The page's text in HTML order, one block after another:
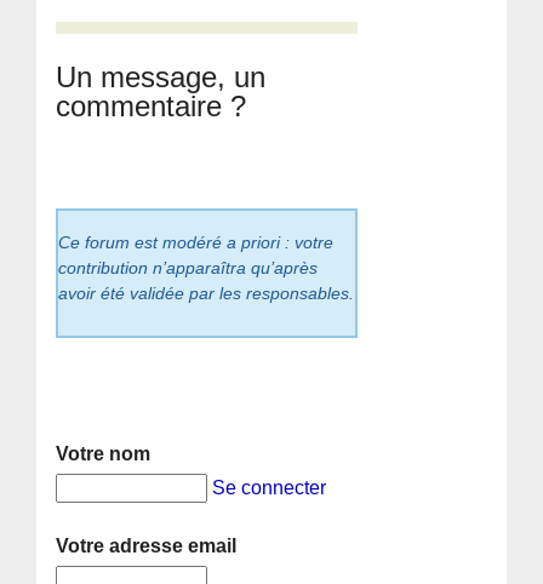
Un message, un
commentaire ?
Ce forum est modéré a priori : votre
contribution n’apparaîtra qu’après
avoir été validée par les responsables.
Votre nom
Se connecter
Votre adresse email